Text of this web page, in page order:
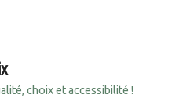
choix et accessibilité !